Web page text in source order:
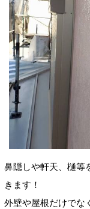
鼻隠しや軒天、樋等
きます！
外壁や屋根だけでな